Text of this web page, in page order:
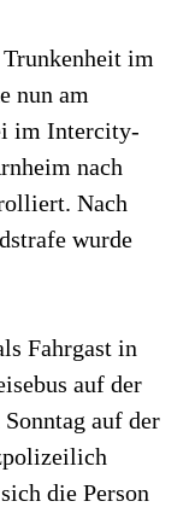
im
nun am
im Intercity-
nach
Nach
wurde
Fahrgast in
auf der
auf der
die Person